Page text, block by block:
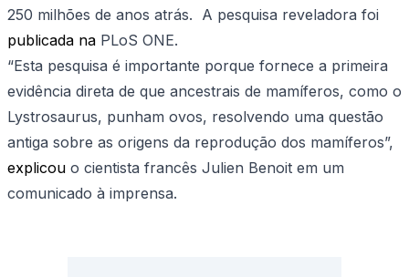
250 milhões de anos atrás. A pesquisa reveladora foi
publicada na PLoS ONE.
“Esta pesquisa é importante porque fornece a primeira
evidência direta de que ancestrais de mamíferos, como o
Lystrosaurus, punham ovos, resolvendo uma questão
antiga sobre as origens da reprodução dos mamíferos”,
explicou o cientista francês Julien Benoit em um
comunicado à imprensa.